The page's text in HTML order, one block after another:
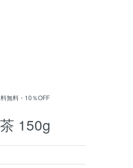
無料・10％OFF
茶 150g